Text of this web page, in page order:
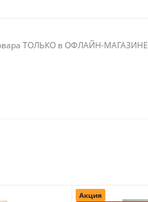
ТОЛЬКО в ОФЛАЙН-
Акция